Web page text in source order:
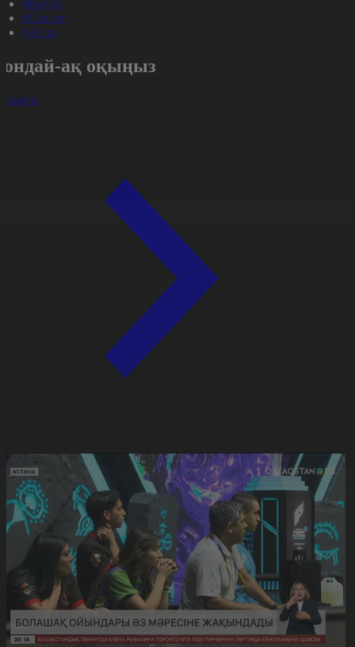
#Қоғам
#Саясат
#Апта
ақ оқыңыз